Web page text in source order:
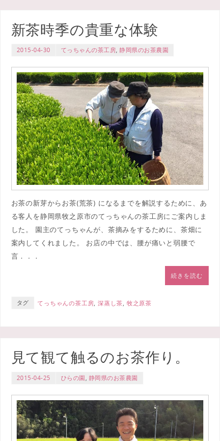
新茶時季の貴重な体験
2015-04-30 てっちゃんの茶工房,静岡県のお茶農園
お茶の新芽からお茶(荒茶) になるまでを解説するために、あ
る客人を静岡県牧之原市のてっちゃんの茶工房にご案内しま
した。 園主のてっちゃんが、茶摘みをするために、茶畑に
案内してくれました。 お店の中では、腰が痛いと弱腰で
言．．．
続きを読む
タグ てっちゃんの茶工房,深蒸し茶, 牧之原茶
見て観て触るのお茶作り。
2015-04-25 ひらの園, 静岡県のお茶農園